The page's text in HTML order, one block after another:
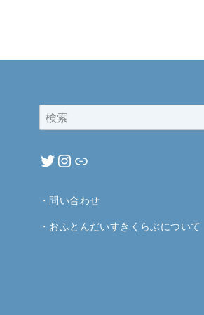
・ 問い合わせ
・ おふとんだいすきくらぶについて